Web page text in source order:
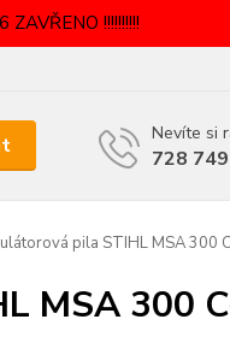
!!!!!!!!!!
Nevíte si
728
pila STIHL MSA 300
MSA 300